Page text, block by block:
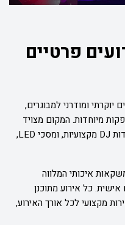
פרטיים
יוקרתי ומודרני למבוגרים,
מיוחדות. המקום מצויד
במערכות תאורה והגברה מתקדמות, עמדות DJ מקצועיות, ומסכי LED,
איכותי המלווה
כל אירוע מתוכנן
מקצועי לכל אורך האירוע,